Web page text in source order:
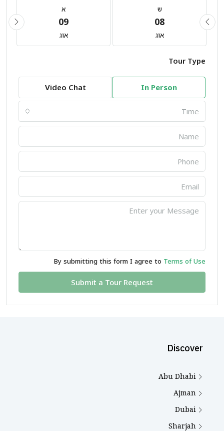
ש
08
אוג
א
09
אוג
Tour Type
In Person
Video Chat
Time
By submitting this form I agree to Terms of Use
Submit a Tour Request
Discover
Abu Dhabi
Ajman
Dubai
Sharjah